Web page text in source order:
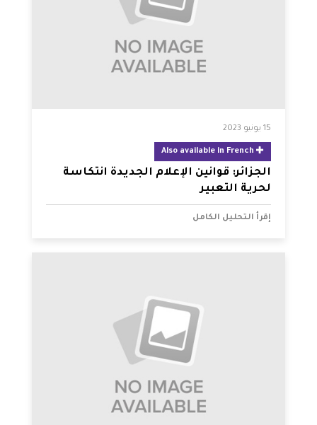
15 يونيو 2023
الجزائر: قوانين الإعلام الجديدة انتكاسة
لحرية التعبير
إقرأ التحليل الكامل